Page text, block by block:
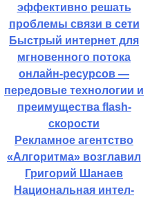
эффективно решать
проблемы связи в сети
Быстрый интернет для
мгновенного потока
онлайн-ресурсов —
передовые технологии и
преимущества flash-
скорости
Рекламное агентство
«Алгоритма» возглавил
Григорий Шанаев
Национальная интел-